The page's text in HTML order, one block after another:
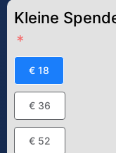
Kleine
€ 18
€ 36
€ 52